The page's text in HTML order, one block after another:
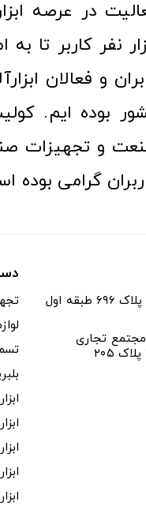
نفر کاربر تا
و فعالان
بوده ایم.
و تجهیزات
گرامی بوده
شعبه مرکز: ستارخان پلاک ۶۹۶ طبقه اول
تجاری